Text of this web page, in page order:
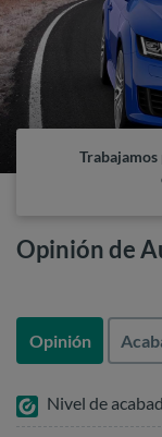
Opinión de
Opinión
Nivel de